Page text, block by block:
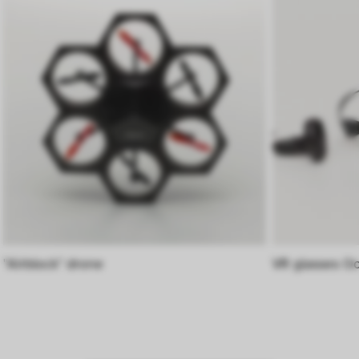
Besucher*innen mit unserer Webseite
interagieren, indem Informationen über ihr
Verhalten anonym gesammelt und
ausgewertet werden.
"Airblock" drone VR glasses